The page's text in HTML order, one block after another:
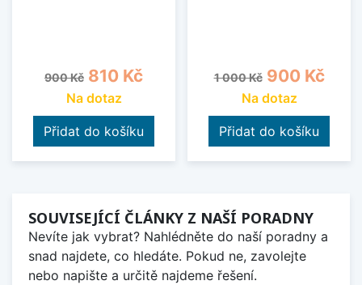
Běžná cena
900 Kč Cena
810 Kč
Na dotaz
Přidat do košíku
Běžná cena
1 000 Kč Cena
900 Kč
Na dotaz
Přidat do košíku
SOUVISEJÍCÍ ČLÁNKY Z NAŠÍ PORADNY
Nevíte jak vybrat? Nahlédněte do naší poradny a
snad najdete, co hledáte. Pokud ne, zavolejte
nebo napište a určitě najdeme řešení.